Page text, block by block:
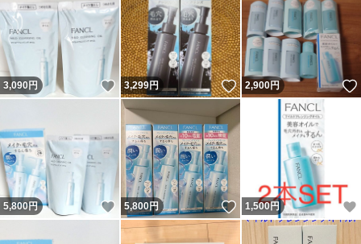
3,090円 いいね！
3,299円 いいね！
2,900円
5,800円 いいね！
5,800円 いいね！
1,500円